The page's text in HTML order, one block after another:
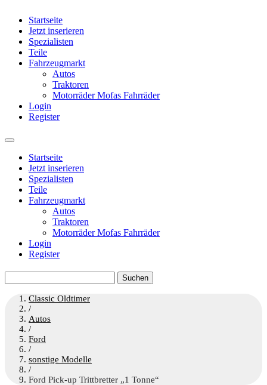
Startseite
Jetzt inserieren
Spezialisten
Teile
Fahrzeugmarkt
Autos
Traktoren
Motorräder Mofas Fahrräder
Login
Register
Startseite
Jetzt inserieren
Spezialisten
Teile
Fahrzeugmarkt
Autos
Traktoren
Motorräder Mofas Fahrräder
Login
Register
nach:
Classic Oldtimer
/
Autos
/
Ford
/
sonstige Modelle
/
Ford Pick-up Trittbretter „1 Tonne“